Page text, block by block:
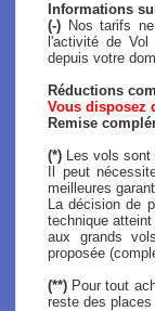
Informations
(-) Nos tarifs
l'activité de
depuis votre
Réductions
Vous disposez
Remise
(*) Les vols
Il peut
meilleures
La décision de
technique
aux grands
proposée
(**) Pour tout
reste des